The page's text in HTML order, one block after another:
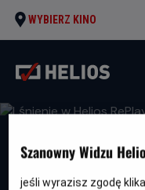
WYBIERZ KINO
Szanowny Widzu
jeśli wyrazisz zgodę